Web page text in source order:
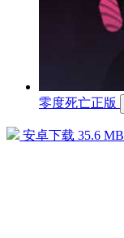
零度死亡正版
安卓下载 35.6 MB